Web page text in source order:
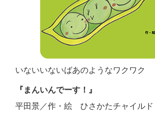
いないいないばあのようなワクワク
『まんいんでーす！』
平田景／作・絵 ひさかたチャイルド